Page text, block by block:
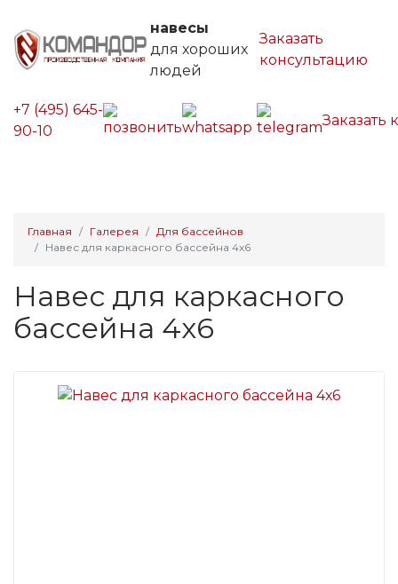
навесы
для хороших
людей
Заказать
консультацию
+7 (495) 645-
90-10
Заказать
Главная Галерея
Для бассейнов
Навес для каркасного бассейна 4х6
Навес для каркасного
бассейна 4х6